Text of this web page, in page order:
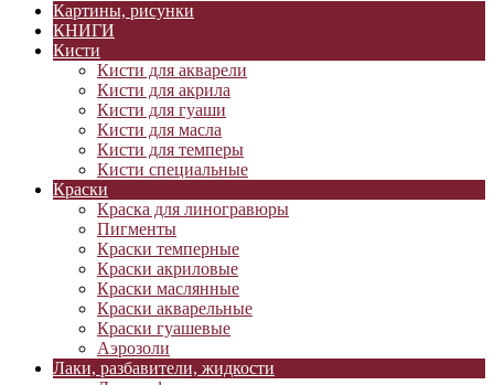
Картины, рисунки
КНИГИ
Кисти
Кисти для акварели
Кисти для акрила
Кисти для гуаши
Кисти для масла
Кисти для темперы
Кисти специальные
Краски
Краска для линогравюры
Пигменты
Краски темперные
Краски акриловые
Краски маслянные
Краски акварельные
Краски гуашевые
Аэрозоли
Лаки, разбавители, жидкости